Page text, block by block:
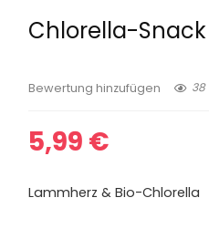
Chlorella-Snack
Bewertung hinzufügen 38
5,99 €
Lammherz & Bio-Chlorella